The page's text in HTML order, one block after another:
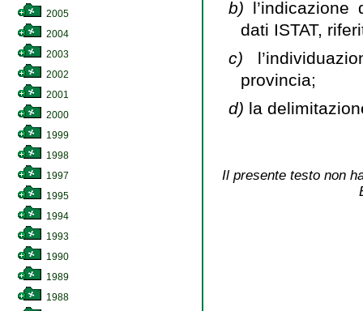
2005
2004
2003
2002
2001
2000
1999
1998
1997
1995
1994
1993
1990
1989
1988
b)
dati ISTAT,
c)
provincia;
d) la
Il presente testo non